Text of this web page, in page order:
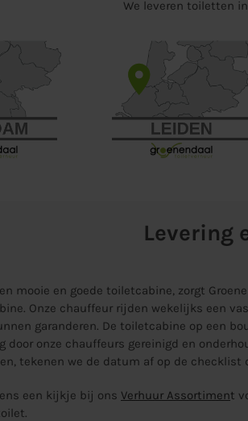
We leveren toiletten
Levering
mooie en goede toiletcabine, zorgt
Onze chauffeur rijden wekelijks een
garanderen. De toiletcabine op een
door onze chauffeurs gereinigd en
tekenen we de datum af op de checklist
een kijkje bij ons Verhuur Assortiment